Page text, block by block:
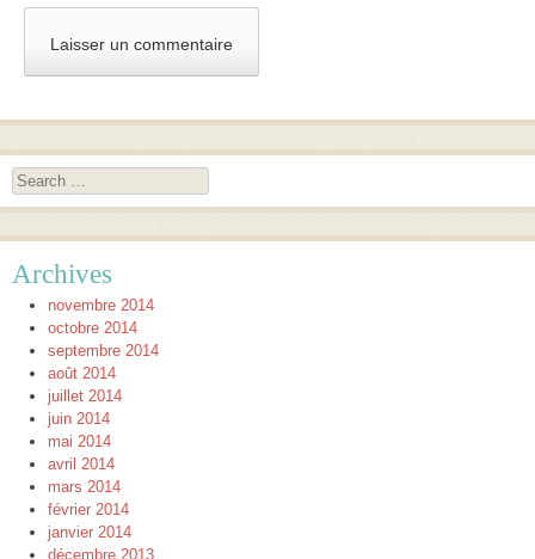
Search
Archives
novembre 2014
octobre 2014
septembre 2014
août 2014
juillet 2014
juin 2014
mai 2014
avril 2014
mars 2014
février 2014
janvier 2014
décembre 2013